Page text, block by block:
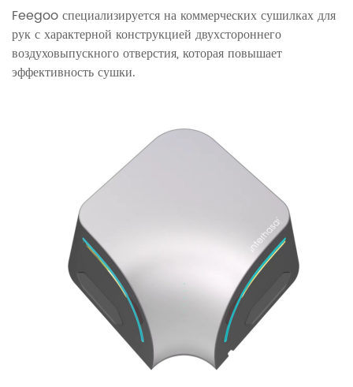
Feegoo специализируется на коммерческих сушилках для
рук с характерной конструкцией двухстороннего
воздуховыпускного отверстия, которая повышает
эффективность сушки.